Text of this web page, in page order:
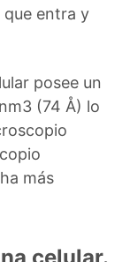
que entra y
posee un
(74 Å) lo
más
celular.